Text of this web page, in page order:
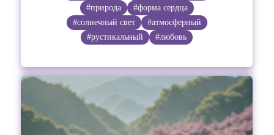
#природа
#форма сердца
#солнечный свет
#атмосферный
#рустикальный
#любовь